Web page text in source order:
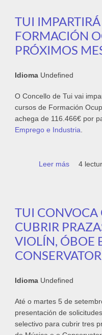
TUI IMPARTIRÁ
FORMACIÓN
PRÓXIMOS
Idioma Undefined
O Concello de Tui vai
cursos de Formación
achega de 116.466€ por
Emprego e Industria
Leer más sobre
4
TUI CONVOCA
CUBRIR
VIOLÍN, ÓBOE
Idioma Undefined
Até o martes 5 de
presentación de
selectivo para cubrir tres